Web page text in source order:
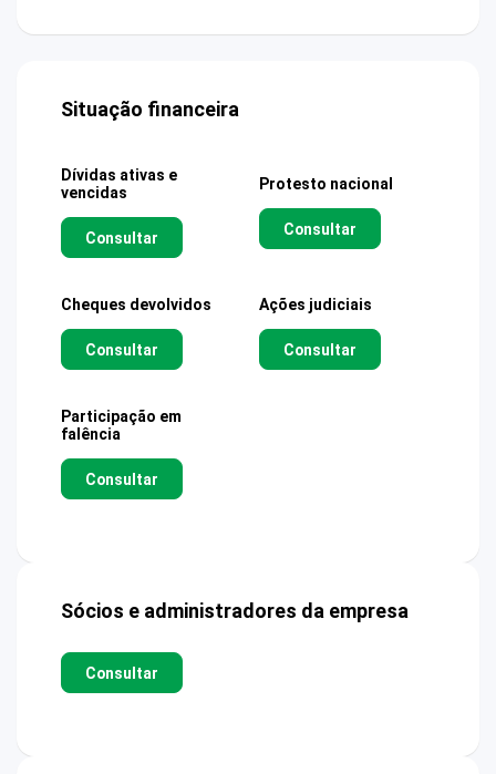
Situação financeira
Dívidas ativas e
vencidas
Consultar
Protesto nacional
Consultar
Cheques devolvidos
Consultar
Ações judiciais
Consultar
Participação em
falência
Consultar
Sócios e administradores da empresa
Consultar